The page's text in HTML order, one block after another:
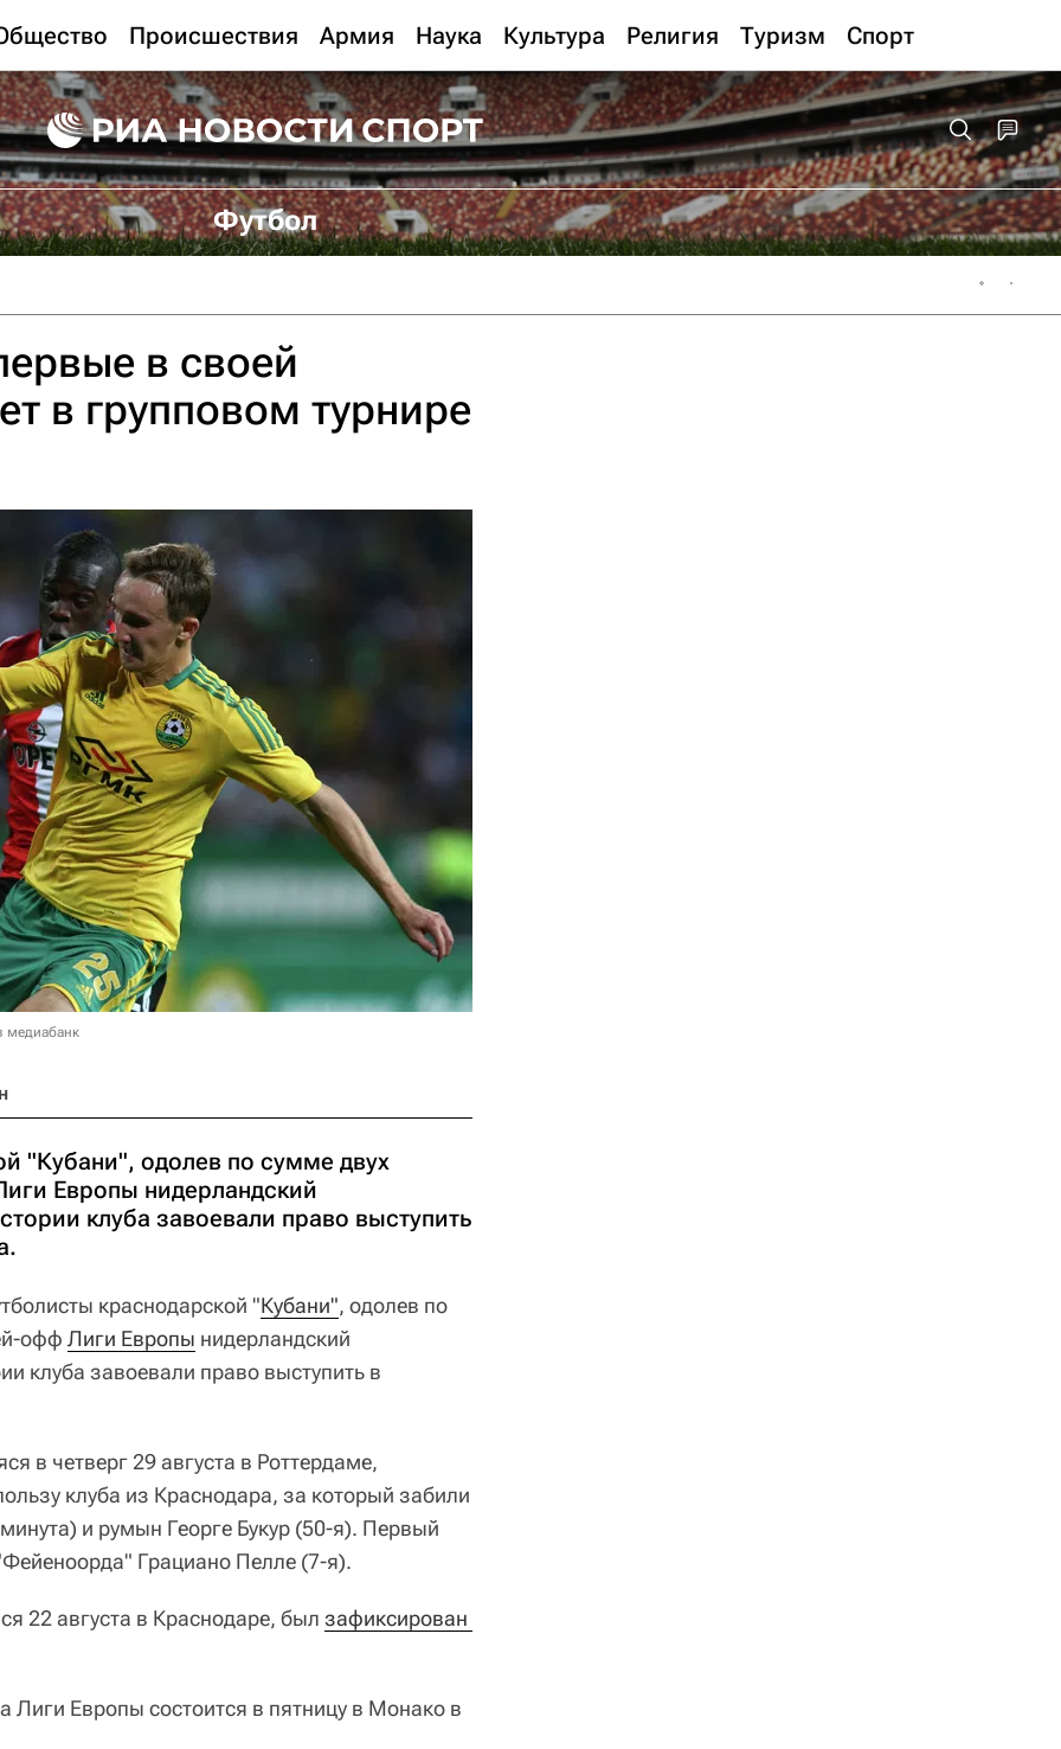
Происшествия Армия Наука Культура Религия Туризм Спорт
Футбол
в своей
в групповом турнире
медиабанк
"Кубани", одолев по сумме двух
Европы нидерландский
клуба завоевали право выступить
краснодарской "Кубани", одолев по
офф Лиги Европы нидерландский
клуба завоевали право выступить в
в четверг 29 августа в Роттердаме,
клуба из Краснодара, за который забили
и румын Георге Букур (50-я). Первый
Грациано Пелле (7-я).
22 августа в Краснодаре, был зафиксирован
Лиги Европы состоится в пятницу в Монако в